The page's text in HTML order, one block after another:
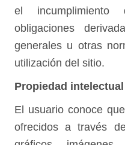
el
obligaciones
generales u otras
utilización del sitio.
Propiedad
El usuario conoce
ofrecidos a través